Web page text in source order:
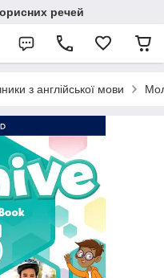
речей
з англійської мови